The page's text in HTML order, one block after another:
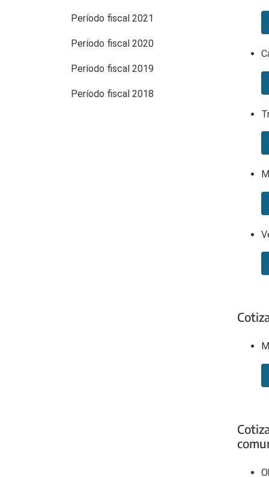
Período fiscal 2021
Período fiscal 2020
Período fiscal 2019
Período fiscal 2018